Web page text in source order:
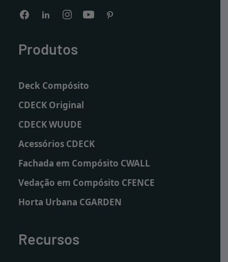
Produtos
Deck Compósito
CDECK Original
CDECK WUUDE
Acessórios CDECK
Fachada em Compósito CWALL
Vedação em Compósito CFENCE
Horta Urbana CGARDEN
Recursos